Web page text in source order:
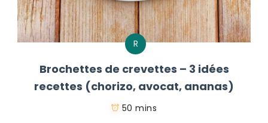
R
Brochettes de crevettes – 3 idées
recettes (chorizo, avocat, ananas)
50 mins